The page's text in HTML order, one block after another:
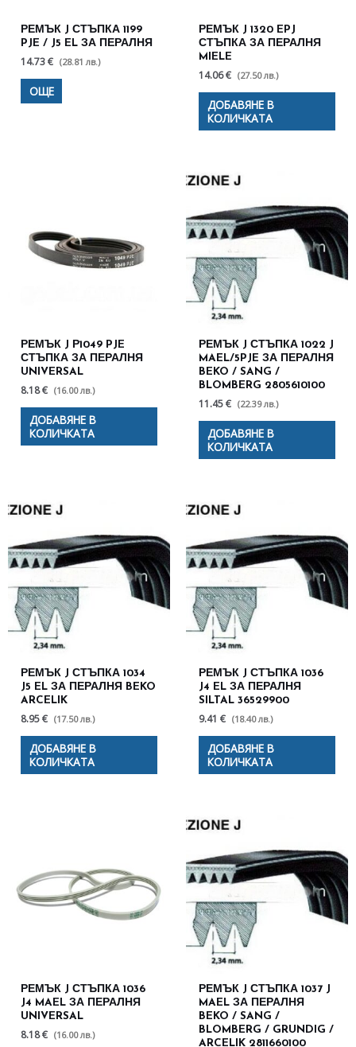
РЕМЪК J СТЪПКА 1199
PJE / J5 EL ЗА ПЕРАЛНЯ
14.73 € (28.81 лв.)
ОЩЕ
РЕМЪК J 1320 EPJ
СТЪПКА ЗА ПЕРАЛНЯ
MIELE
14.06 € (27.50 лв.)
ДОБАВЯНЕ В
КОЛИЧКАТА
РЕМЪК J Р1049 PJE
СТЪПКА ЗА ПЕРАЛНЯ
UNIVERSAL
8.18 € (16.00 лв.)
ДОБАВЯНЕ В
КОЛИЧКАТА
РЕМЪК J СТЪПКА 1022 J
MAEL/5PJE ЗА ПЕРАЛНЯ
BEKO / SANG /
BLOMBERG 2805610100
11.45 € (22.39 лв.)
ДОБАВЯНЕ В
КОЛИЧКАТА
РЕМЪК J СТЪПКА 1034
J5 EL ЗА ПЕРАЛНЯ BEKO
ARCELIK
8.95 € (17.50 лв.)
ДОБАВЯНЕ В
КОЛИЧКАТА
РЕМЪК J СТЪПКА 1036
J4 EL ЗА ПЕРАЛНЯ
SILTAL 36529900
9.41 € (18.40 лв.)
ДОБАВЯНЕ В
КОЛИЧКАТА
РЕМЪК J СТЪПКА 1036
J4 MAEL ЗА ПЕРАЛНЯ
UNIVERSAL
8.18 € (16.00 лв.)
РЕМЪК J СТЪПКА 1037 J
MAEL ЗА ПЕРАЛНЯ
BEKO / SANG /
BLOMBERG / GRUNDIG /
ARCELIK 2811660100